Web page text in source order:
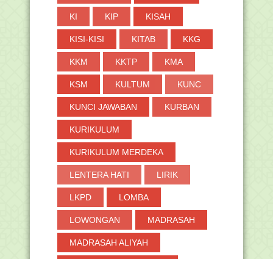
KI KIP KISAH
KISI-KISI KITAB KKG
KKM KKTP KMA
KSM KULTUM KUNC
KUNCI JAWABAN KURBAN
KURIKULUM
KURIKULUM MERDEKA
LENTERA HATI LIRIK
LKPD LOMBA
LOWONGAN MADRASAH
MADRASAH ALIYAH